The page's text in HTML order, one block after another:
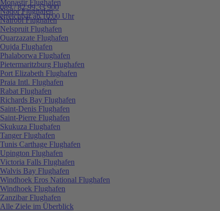
089 / 82 99 33 900
erreichbar ab 10:00 Uhr
Monastir Flughafen
Nador Flughafen
Nairobi Flughafen
Nelspruit Flughafen
Ouarzazate Flughafen
Oujda Flughafen
Phalaborwa Flughafen
Pietermaritzburg Flughafen
Port Elizabeth Flughafen
Praia Intl. Flughafen
Rabat Flughafen
Richards Bay Flughafen
Saint-Denis Flughafen
Saint-Pierre Flughafen
Skukuza Flughafen
Tanger Flughafen
Tunis Carthage Flughafen
Upington Flughafen
Victoria Falls Flughafen
Walvis Bay Flughafen
Windhoek Eros National Flughafen
Windhoek Flughafen
Zanzibar Flughafen
Alle Ziele im Überblick